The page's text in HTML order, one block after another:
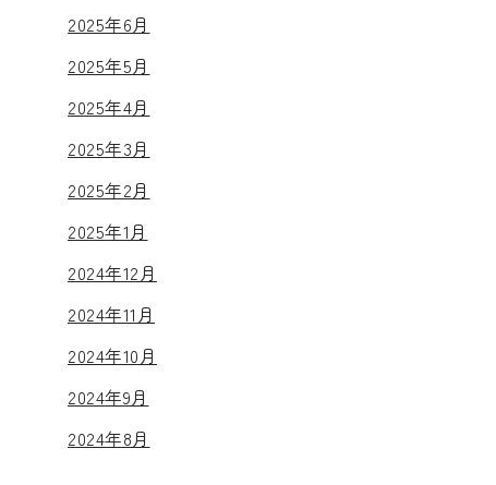
2025年6月
2025年5月
2025年4月
2025年3月
2025年2月
2025年1月
2024年12月
2024年11月
2024年10月
2024年9月
2024年8月